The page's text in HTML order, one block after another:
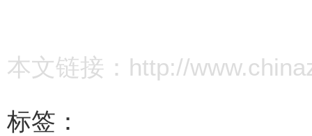
本文链接：http://
标签：